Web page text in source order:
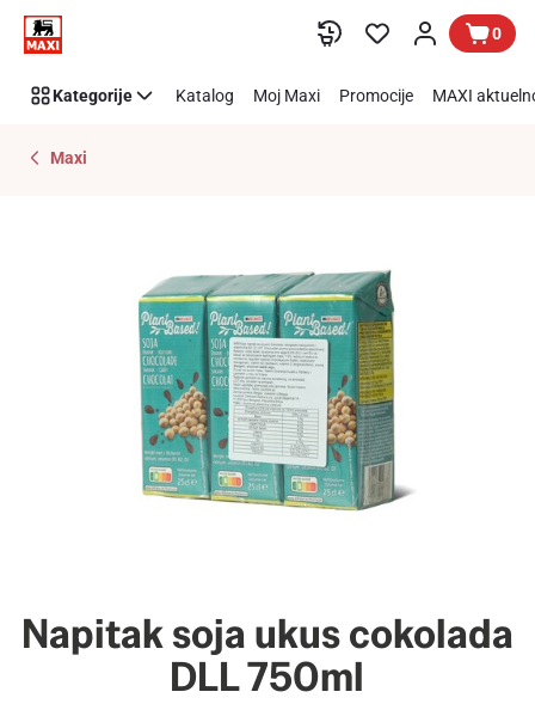
Preskoči link 0
Kategorije Katalog Moj Maxi Promocije MAXI
Maxi
Napitak soja ukus cokolada
DLL 750ml